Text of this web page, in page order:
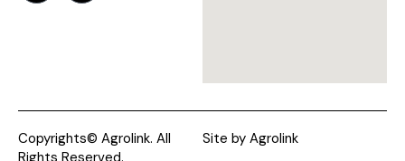
Copyrights© Agrolink. All
Rights Reserved.
Site by Agrolink